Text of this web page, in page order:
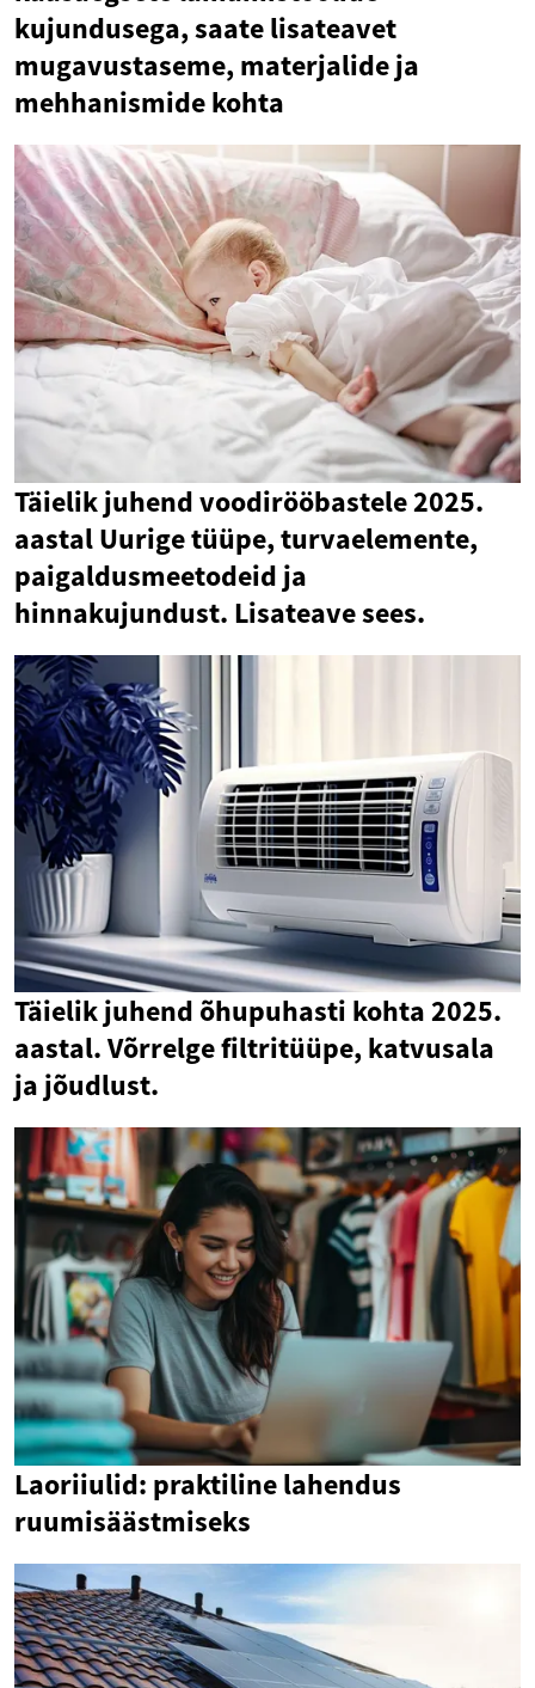
kujundusega, saate lisateavet
mugavustaseme, materjalide ja
mehhanismide kohta
Täielik juhend voodirööbastele 2025.
aastal Uurige tüüpe, turvaelemente,
paigaldusmeetodeid ja
hinnakujundust. Lisateave sees.
Täielik juhend õhupuhasti kohta 2025.
aastal. Võrrelge filtritüüpe, katvusala
ja jõudlust.
Laoriiulid: praktiline lahendus
ruumisäästmiseks